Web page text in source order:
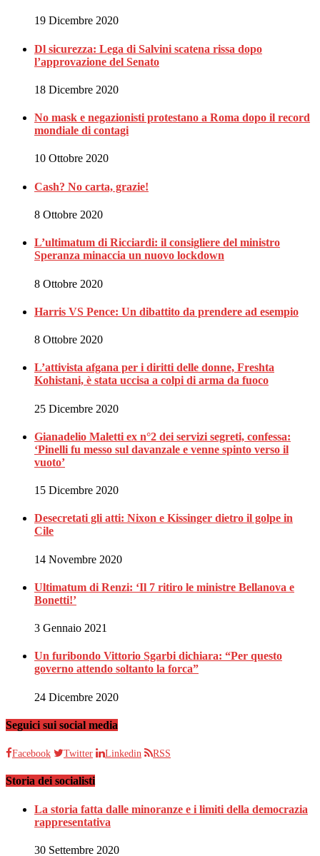
19 Dicembre 2020
Dl sicurezza: Lega di Salvini scatena rissa dopo
l’approvazione del Senato
18 Dicembre 2020
No mask e negazionisti protestano a Roma dopo il record
mondiale di contagi
10 Ottobre 2020
Cash? No carta, grazie!
8 Ottobre 2020
L’ultimatum di Ricciardi: il consigliere del ministro
Speranza minaccia un nuovo lockdown
8 Ottobre 2020
Harris VS Pence: Un dibattito da prendere ad esempio
8 Ottobre 2020
L’attivista afgana per i diritti delle donne, Freshta
Kohistani, è stata uccisa a colpi di arma da fuoco
25 Dicembre 2020
Gianadelio Maletti ex n°2 dei servizi segreti, confessa:
‘Pinelli fu messo sul davanzale e venne spinto verso il
vuoto’
15 Dicembre 2020
Desecretati gli atti: Nixon e Kissinger dietro il golpe in
Cile
14 Novembre 2020
Ultimatum di Renzi: ‘Il 7 ritiro le ministre Bellanova e
Bonetti!’
3 Gennaio 2021
Un furibondo Vittorio Sgarbi dichiara: “Per questo
governo attendo soltanto la forca”
24 Dicembre 2020
Seguici sui social media
Facebook Twitter Linkedin RSS
Storia dei socialisti
La storia fatta dalle minoranze e i limiti della democrazia
rappresentativa
30 Settembre 2020